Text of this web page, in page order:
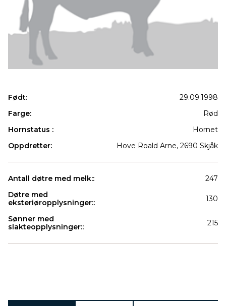
Født:
29.09.1998
Farge:
Rød
Hornstatus :
Hornet
Oppdretter:
Hove Roald Arne, 2690 Skjåk
Antall døtre med melk::
247
Døtre med
eksteriøropplysninger::
130
Sønner med
slakteopplysninger::
215